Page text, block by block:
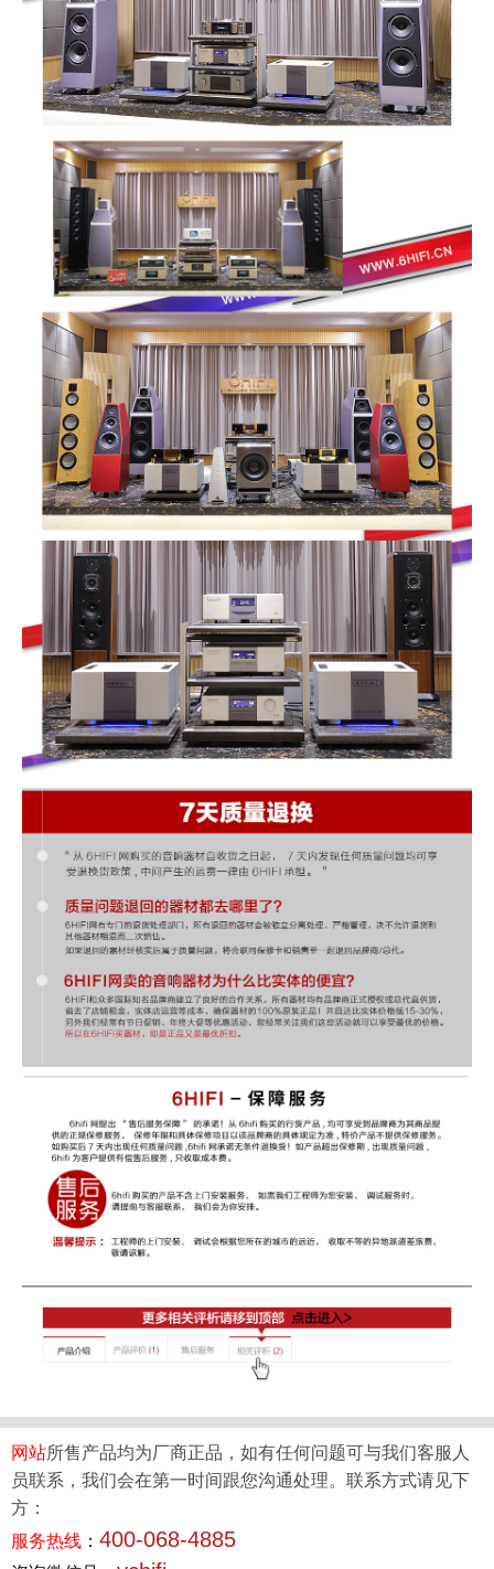
网站所售产品均为厂商正品，如有任何问题可与我们客服人
员联系，我们会在第一时间跟您沟通处理。联系方式请见下
方：
服务热线 ： 400-068-4885